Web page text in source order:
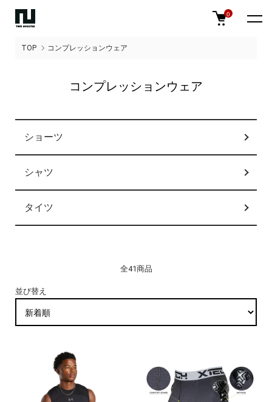
0
TOP コンプレッションウェア
コンプレッションウェア
カテゴリー一覧
ショーツ
シャツ
タイツ
全41商品
並び替え